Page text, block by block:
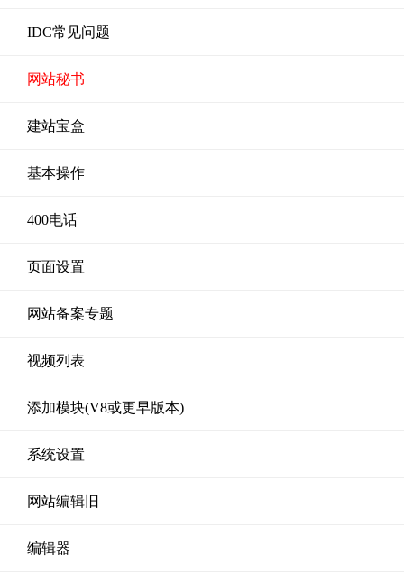
IDC常见问题
网站秘书
建站宝盒
基本操作
400电话
页面设置
网站备案专题
视频列表
添加模块(V8或更早版本)
系统设置
网站编辑旧
编辑器